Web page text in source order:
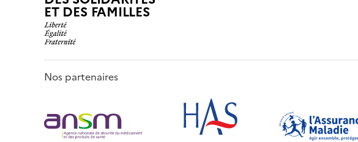
ET DES FAMILLES
Nos partenaires